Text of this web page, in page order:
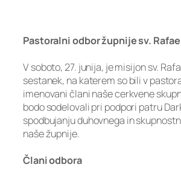
Pastoralni odbor župnije sv.
V soboto, 27. junija, je misijon sv.
sestanek, na katerem so bili v
imenovani člani naše cerkvene
bodo sodelovali pri podpori patru
spodbujanju duhovnega in
naše župnije.
Člani odbora